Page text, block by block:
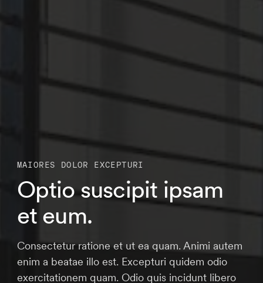
MAIORES DOLOR EXCEPTURI
Optio suscipit ipsam
et eum.
Consectetur ratione et ut ea quam. Animi autem
enim a beatae illo est. Excepturi quidem odio
exercitationem quam. Odio quis incidunt libero